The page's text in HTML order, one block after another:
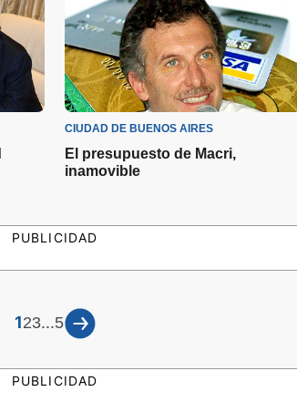
CIUDAD DE BUENOS AIRES
El presupuesto de Macri,
inamovible
PUBLICIDAD
123...5
PUBLICIDAD